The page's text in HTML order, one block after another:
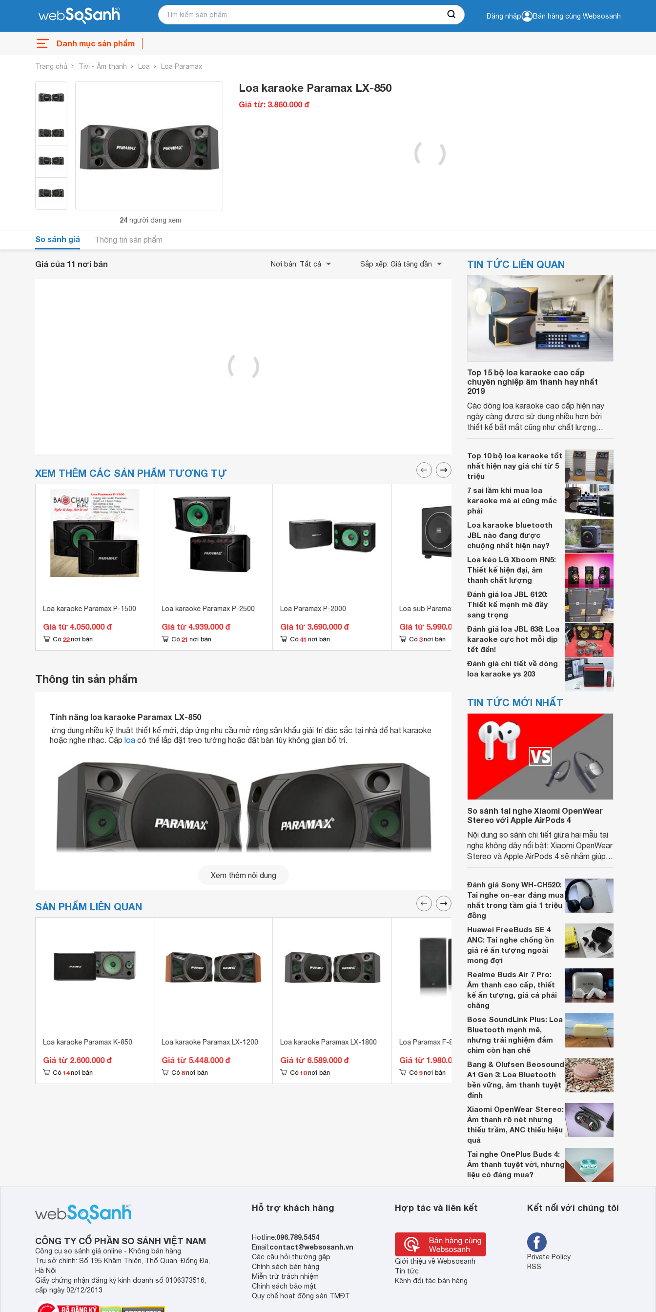
Đăng nhập Bán hàng cùng Websosanh
Danh mục sản phẩm
Trang chủ Tivi - Âm thanh Loa Loa Paramax
24 người đang xem
Loa karaoke Paramax LX-850
Giá từ: 3.860.000 đ
So sánh giá Thông tin sản phẩm
Giá của 11 nơi bán Nơi bán: Tất cả Sắp xếp: Giá tăng dần
XEM THÊM CÁC SẢN PHẨM TƯƠNG TỰ
Loa karaoke Paramax P-1500
Giá từ 4.050.000 đ
Có 22 nơi bán
Loa karaoke Paramax P-2500
Giá từ 4.939.000 đ
Có 21 nơi bán
Loa Paramax P-2000
Giá từ 3.690.000 đ
Có 41 nơi bán
Loa sub Paramax MK-SUB30
Giá từ 5.990.000 đ
Có 3 nơi bán
Loa Paramax F-500
Giá từ 3.590.000 đ
Có 5 nơi bán
Thông tin sản phẩm
Tính năng loa karaoke Paramax LX-850
ứng dụng nhiều kỹ thuật thiết kế mới, đáp ứng nhu cầu mở rộng sân khấu giải trí đặc sắc tại nhà để hat karaoke
hoặc nghe nhạc. Cặp loa có thể lắp đặt treo tường hoặc đặt bàn tùy không gian bố trí.
Các loa tweeter đường kính 76.2mm được thiết kế đột phá với màng loa cực mỏng và nhẹ giúp tái hiện dải âm
Xem thêm nội dung
SẢN PHẨM LIÊN QUAN
Loa karaoke Paramax K-850
Giá từ 2.600.000 đ
Có 14 nơi bán
Loa karaoke Paramax LX-1200
Giá từ 5.448.000 đ
Có 8 nơi bán
Loa karaoke Paramax LX-1800
Giá từ 6.589.000 đ
Có 10 nơi bán
Loa Paramax F-850
Giá từ 1.980.000 đ
Có 9 nơi bán
Loa Paramax P-850
Giá từ 3.200.000 đ
Có 17 nơi bán
TIN TỨC LIÊN QUAN
Top 15 bộ loa karaoke cao cấp
chuyên nghiệp âm thanh hay nhất
2019
Các dòng loa karaoke cao cấp hiện nay
ngày càng được sử dụng nhiều hơn bởi
thiết kế bắt mắt cũng như chất lượng
không biết lựa chọn dòng loa nào phù hợp
cho mình. Vậy hãy để Blog Adayroi giúp
bạn trong bài viết sau đây nhé!
Top 10 bộ loa karaoke tốt
nhất hiện nay giá chỉ từ 5
triệu
7 sai lầm khi mua loa
karaoke mà ai cũng mắc
phải
Loa karaoke bluetooth
JBL nào đang được
chuộng nhất hiện nay?
Loa kéo LG Xboom RN5:
Thiết kế hiện đại, âm
thanh chất lượng
Đánh giá loa JBL 6120:
Thiết kế mạnh mẽ đầy
sang trọng
Đánh giá loa JBL 838: Loa
karaoke cực hot mỗi dịp
tết đến!
Đánh giá chi tiết về dòng
loa karaoke ys 203
TIN TỨC MỚI NHẤT
So sánh tai nghe Xiaomi OpenWear
Stereo với Apple AirPods 4
Nội dung so sánh chi tiết giữa hai mẫu tai
nghe không dây nổi bật: Xiaomi OpenWear
Stereo và Apple AirPods 4 sẽ nhằm giúp
dựa trên nhu cầu và sở thích cá nhân. Cả
hai đều là sản phẩm chất lượng cao,
nhưng hướng tới đối tượng khách hàng
khác nhau.
Đánh giá Sony WH-CH520:
Tai nghe on-ear đáng mua
nhất trong tầm giá 1 triệu
đồng
Huawei FreeBuds SE 4
ANC: Tai nghe chống ồn
giá rẻ ấn tượng ngoài
mong đợi
Realme Buds Air 7 Pro:
Âm thanh cao cấp, thiết
kế ấn tượng, giá cả phải
chăng
Bose SoundLink Plus: Loa
Bluetooth mạnh mẽ,
nhưng trải nghiệm đắm
chìm còn hạn chế
Bang & Olufsen Beosound
A1 Gen 3: Loa Bluetooth
bền vững, âm thanh tuyệt
đỉnh
Xiaomi OpenWear Stereo:
Âm thanh rõ nét nhưng
thiếu trầm, ANC thiếu hiệu
quả
Tai nghe OnePlus Buds 4:
Âm thanh tuyệt vời, nhưng
liệu có đáng mua?
CÔNG TY CỔ PHẦN SO SÁNH VIỆT NAM
Công cụ so sánh giá online - Không bán hàng
Trụ sở chính: Số 195 Khâm Thiên, Thổ Quan, Đống Đa,
Hà Nội
Giấy chứng nhận đăng ký kinh doanh số 0106373516,
cấp ngày 02/12/2013
Hỗ trợ khách hàng
Hotline:096.789.5454
Email:contact@websosanh.vn
Các câu hỏi thường gặp
Chính sách bán hàng
Miễn trừ trách nhiệm
Chính sách bảo mật
Quy chế hoạt động sàn TMĐT
Hợp tác và liên kết
Giới thiệu về Websosanh
Tin tức
Kênh đối tác bán hàng
Kết nối với chúng tôi
Private Policy
RSS